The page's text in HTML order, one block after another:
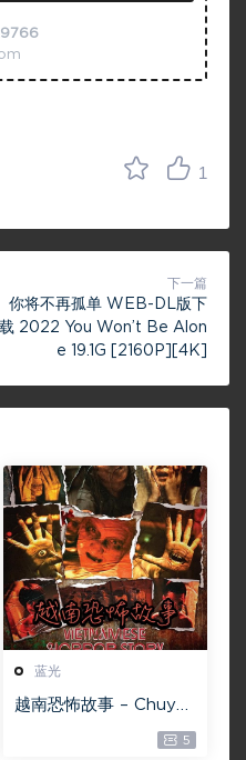
1
下一篇
你将不再孤单 WEB-DL版下
载 2022 You Won’t Be Alon
e 19.1G [2160P][4K]
蓝光
越南恐怖故事 – Chuyện
ma gần nhà [蓝光原盘
][22GB][1080P][115网
5